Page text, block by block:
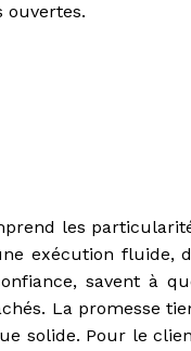
ouvertes.
les
exécution fluide,
savent à
La promesse
solide. Pour le